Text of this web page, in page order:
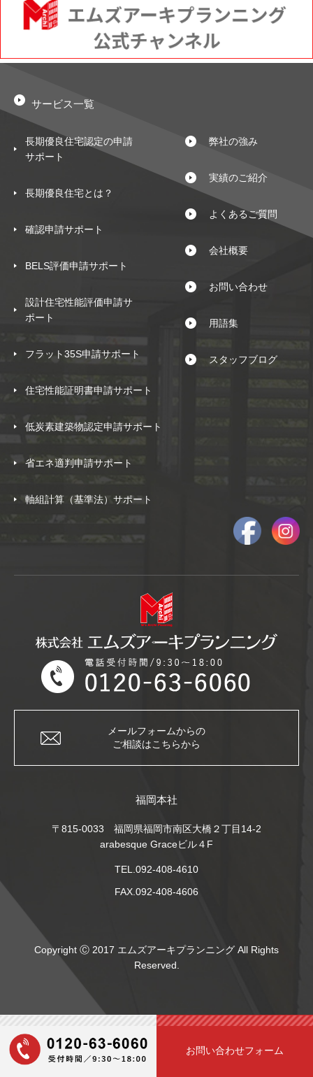
お問い合わせフォーム
サービス一覧
長期優良住宅認定の申請
サポート
長期優良住宅とは？
確認申請サポート
BELS評価申請サポート
設計住宅性能評価申請サ
ポート
フラット35S申請サポート
住宅性能証明書申請サポート
低炭素建築物認定申請サポート
省エネ適判申請サポート
軸組計算（基準法）サポート
弊社の強み
実績のご紹介
よくあるご質問
会社概要
お問い合わせ
用語集
スタッフブログ
メールフォームからの
ご相談はこちらから
福岡本社
〒815-0033 福岡県福岡市南区大橋２丁目14-2
arabesque Graceビル４F
TEL.092-408-4610
FAX.092-408-4606
Copyright Ⓒ 2017 エムズアーキプランニング All Rights
Reserved.